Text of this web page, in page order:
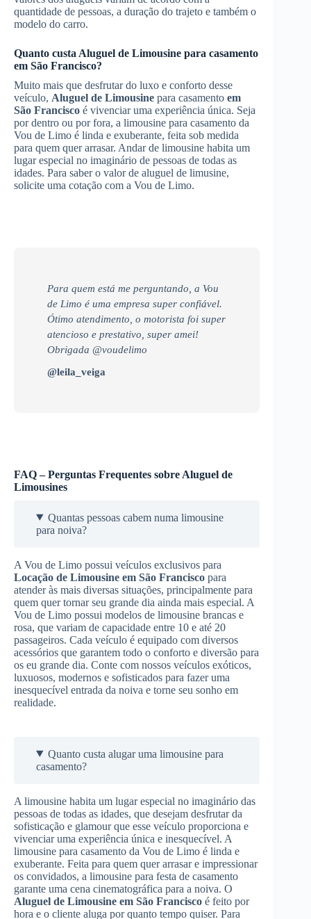
quantidade de pessoas, a duração do trajeto e também o
modelo do carro.
Quanto custa Aluguel de Limousine para casamento
em São Francisco?
Muito mais que desfrutar do luxo e conforto desse
veículo, Aluguel de Limousine para casamento em
São Francisco é vivenciar uma experiência única. Seja
por dentro ou por fora, a limousine para casamento da
Vou de Limo é linda e exuberante, feita sob medida
para quem quer arrasar. Andar de limousine habita um
lugar especial no imaginário de pessoas de todas as
idades. Para saber o valor de aluguel de limusine,
solicite uma cotação com a Vou de Limo.
Para quem está me perguntando, a Vou
de Limo é uma empresa super confiável.
Ótimo atendimento, o motorista foi super
atencioso e prestativo, super amei!
Obrigada @voudelimo
@leila_veiga
FAQ – Perguntas Frequentes sobre Aluguel de
Limousines
Quantas pessoas cabem numa limousine
para noiva?
A Vou de Limo possui veículos exclusivos para
Locação de Limousine em São Francisco para
atender às mais diversas situações, principalmente para
quem quer tornar seu grande dia ainda mais especial. A
Vou de Limo possui modelos de limousine brancas e
rosa, que variam de capacidade entre 10 e até 20
passageiros. Cada veículo é equipado com diversos
acessórios que garantem todo o conforto e diversão para
os eu grande dia. Conte com nossos veículos exóticos,
luxuosos, modernos e sofisticados para fazer uma
inesquecível entrada da noiva e torne seu sonho em
realidade.
Quanto custa alugar uma limousine para
casamento?
A limousine habita um lugar especial no imaginário das
pessoas de todas as idades, que desejam desfrutar da
sofisticação e glamour que esse veículo proporciona e
vivenciar uma experiência única e inesquecível. A
limousine para casamento da Vou de Limo é linda e
exuberante. Feita para quem quer arrasar e impressionar
os convidados, a limousine para festa de casamento
garante uma cena cinematográfica para a noiva. O
Aluguel de Limousine em São Francisco é feito por
hora e o cliente aluga por quanto tempo quiser. Para